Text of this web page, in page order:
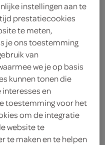
instellingen aan te
prestatiecookies
te meten,
je ons toestemming
van
we je op basis
kunnen tonen die
en
toestemming voor het
om de integratie
website te
te maken en te helpen